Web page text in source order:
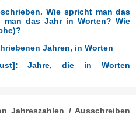
Wie spricht man das
das Jahr in Worten? Wie
Jahren, in Worten
Jahre, die in Worten
Jahreszahlen / Ausschreiben